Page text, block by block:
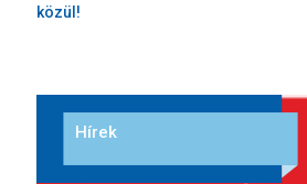
közül!
Hírek